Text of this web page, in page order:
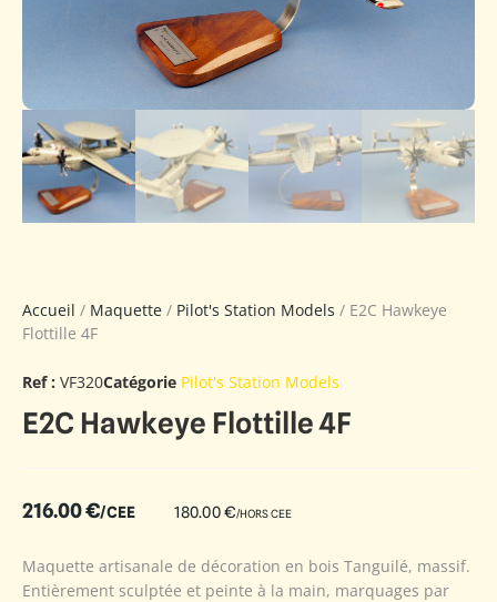
Accueil / Maquette / Pilot's Station Models / E2C Hawkeye
Flottille 4F
Ref : VF320Catégorie Pilot's Station Models
E2C Hawkeye Flottille 4F
216.00€/CEE 180.00€/HORS CEE
Maquette artisanale de décoration en bois Tanguilé, massif.
Entièrement sculptée et peinte à la main, marquages par